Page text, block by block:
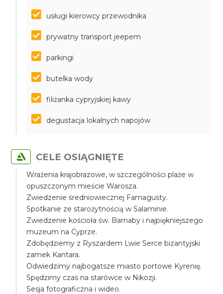
usługi kierowcy przewodnika
prywatny transport jeepem
parkingi
butelka wody
filiżanka cypryjskiej kawy
degustacja lokalnych napojów
CELE OSIĄGNIĘTE
Wrażenia krajobrazowe, w szczególności plaże w
opuszczonym mieście Warosza.
Zwiedzenie średniowiecznej Famagusty.
Spotkanie ze starożytnością w Salaminie.
Zwiedzenie kościoła św. Barnaby i najpiękniejszego
muzeum na Cyprze.
Zdobędziemy z Ryszardem Lwie Serce bizantyjski
zamek Kantara.
Odwiedzimy najbogatsze miasto portowe Kyrenię.
Spędzimy czas na starówce w Nikozji.
Sesja fotograficzna i wideo.